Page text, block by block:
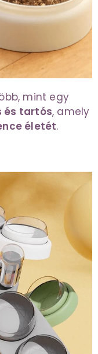
mint egy
és tartós, amely
életét.